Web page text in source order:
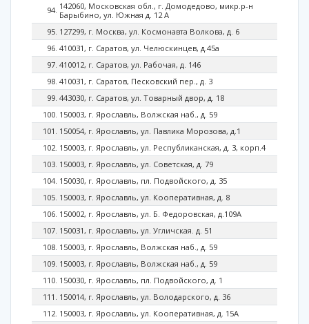
142060, Московская обл., г. Домодедово, микр.р-н
Барыбино, ул. Южная д. 12 А
127299, г. Москва, ул. Космонавта Волкова, д. 6
410031, г. Саратов, ул. Челюскинцев, д.45а
410012, г. Саратов, ул. Рабочая, д. 146
410031, г. Саратов, Песковский пер., д. 3
443030, г. Саратов, ул. Товарный двор, д. 18
150003, г. Ярославль, Волжская наб., д. 59
150054, г. Ярославль, ул. Павлика Морозова, д.1
150003, г. Ярославль, ул. Республиканская, д. 3, корп.4
150003, г. Ярославль, ул. Советская, д. 79
150030, г. Ярославль, пл. Подвойского, д. 35
150003, г. Ярославль, ул. Кооперативная, д. 8
150002, г. Ярославль, ул. Б. Федоровская, д.109А
150031, г. Ярославль, ул. Угличская. д. 51
150003, г. Ярославль, Волжская наб., д. 59
150003, г. Ярославль, Волжская наб., д. 59
150030, г. Ярославль, пл. Подвойского, д. 1
150014, г. Ярославль, ул. Володарского, д. 36
150003, г. Ярославль, ул. Кооперативная, д. 15А